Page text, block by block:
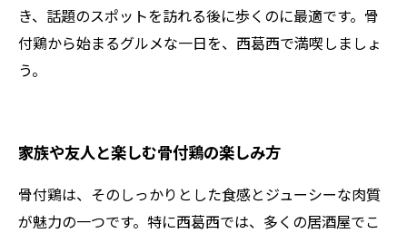
き、話題のスポットを訪れる後に歩くのに最適です。骨
付鶏から始まるグルメな一日を、西葛西で満喫しましょ
う。
家族や友人と楽しむ骨付鶏の楽しみ方
骨付鶏は、そのしっかりとした食感とジューシーな肉質
が魅力の一つです。特に西葛西では、多くの居酒屋でこ